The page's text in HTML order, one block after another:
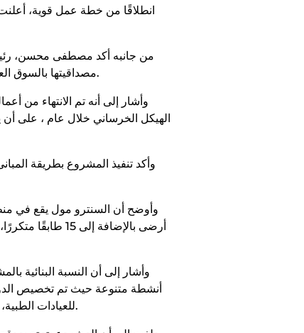
انطلاقًا من خطة عمل قوية،
من جانبه أكد مصطفى محسن، رئيس
مصداقيتها بالسوق العقاري، كما أن الانتهاء من المشروع يجعله سابقة أعمال قوية تعتمد عليها الشركة في تسويق مشروعاتها المستقبلية.
وأشار إلى أنه تم الانتهاء من
الهيكل الخرساني خلال عام ، على أن
وأكد تنفيذ المشروع بطريقة
أرضى
أنشطة متنوعة حيث تم تخصيص الدور
للعيادات الطبية، ومن الطابق السادس حتى الأخير للوحدات الإدارية، فضلًا عن مطعم بانورامي مميز في الدور الأخير بمدخل منفصل.